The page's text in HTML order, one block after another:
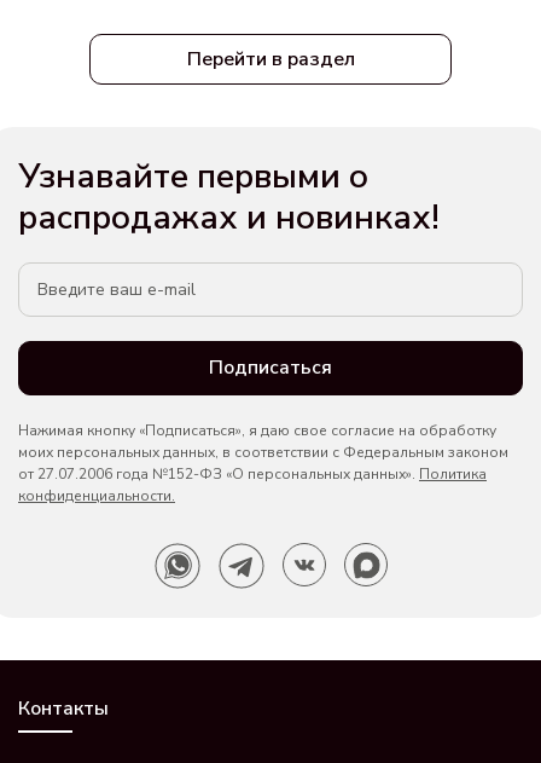
Перейти в раздел
Узнавайте первыми о
распродажах и новинках!
Подписаться
Нажимая кнопку «Подписаться», я даю свое согласие на обработку
моих персональных данных, в соответствии с Федеральным законом
от 27.07.2006 года №152-ФЗ «О персональных данных». Политика
конфиденциальности.
Контакты